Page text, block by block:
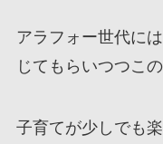
アラフォー世代に
じてもらいつつこ
子育てが少しでも